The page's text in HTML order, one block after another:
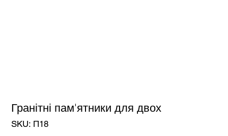
Гранітні пам'ятники для двох
SKU: SKU
П18
П18